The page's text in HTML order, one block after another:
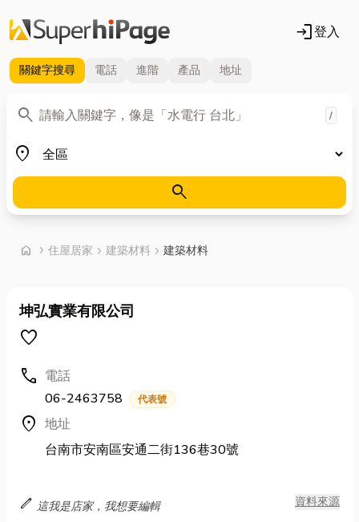
login登入
關鍵字搜尋 電話 進階 產品 地址
search
關鍵字 /
place
地區
search
home chevron_right 首頁
住屋居家 chevron_right 建築材料 chevron_right 建築材料
坤弘實業有限公司
favorite
call 電話
06-2463758
代表號
location_on 地址
台南市安南區安通二街136巷30號
edit 這我是店家，我想要編輯 資料來源